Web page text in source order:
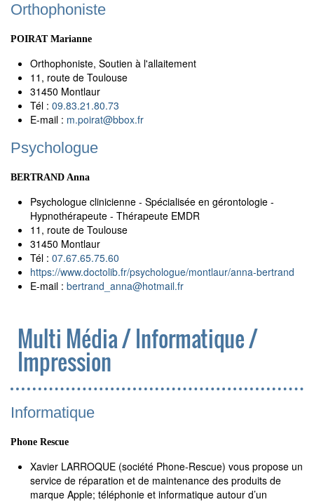
Orthophoniste
POIRAT Marianne
Orthophoniste, Soutien à l'allaitement
11, route de Toulouse
31450 Montlaur
Tél : 09.83.21.80.73
E-mail : m.poirat@bbox.fr
Psychologue
BERTRAND Anna
Psychologue clinicienne - Spécialisée en gérontologie -
Hypnothérapeute - Thérapeute EMDR
11, route de Toulouse
31450 Montlaur
Tél : 07.67.65.75.60
https://www.doctolib.fr/psychologue/montlaur/anna-bertrand
E-mail : bertrand_anna@hotmail.fr
Multi Média / Informatique /
Impression
Informatique
Phone Rescue
Xavier LARROQUE (société Phone-Rescue) vous propose un
service de réparation et de maintenance des produits de
marque Apple; téléphonie et informatique autour d’un